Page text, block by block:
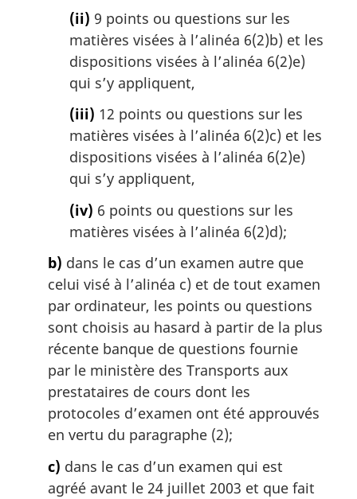
(ii) 9 points ou questions sur les
matières visées à l’alinéa 6(2)b) et les
dispositions visées à l’alinéa 6(2)e)
qui s’y appliquent,
(iii) 12 points ou questions sur les
matières visées à l’alinéa 6(2)c) et les
dispositions visées à l’alinéa 6(2)e)
qui s’y appliquent,
(iv) 6 points ou questions sur les
matières visées à l’alinéa 6(2)d);
b) dans le cas d’un examen autre que
celui visé à l’alinéa c) et de tout examen
par ordinateur, les points ou questions
sont choisis au hasard à partir de la plus
récente banque de questions fournie
par le ministère des Transports aux
prestataires de cours dont les
protocoles d’examen ont été approuvés
en vertu du paragraphe (2);
c) dans le cas d’un examen qui est
agréé avant le 24 juillet 2003 et que fait